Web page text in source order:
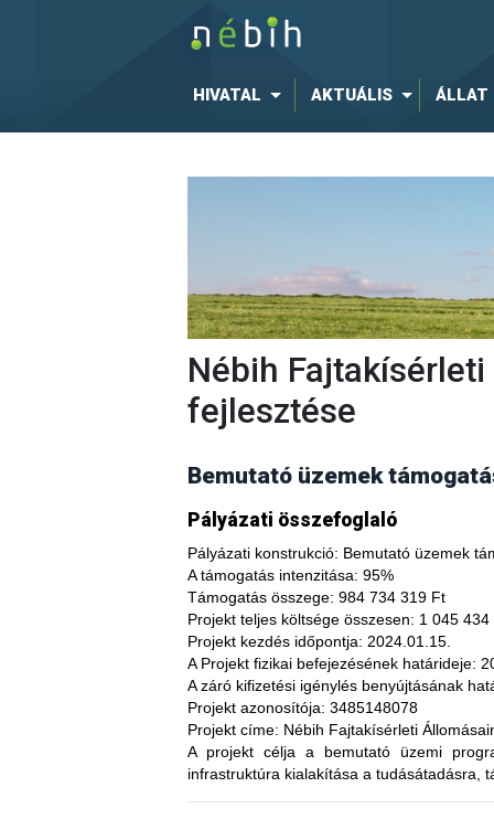
HIVATAL AKTUÁLIS ÁLLAT
Nébih
fejlesztése
Bemutató üzemek
Pályázati összefoglaló
Pályázati konstrukció: Bemutató üzemek
A támogatás intenzitása: 95%
Támogatás összege: 984 734 319 Ft
Projekt teljes költsége összesen: 1 045 434
Projekt kezdés időpontja: 2024.01.15.
A Projekt fizikai befejezésének határideje:
A záró kifizetési igénylés benyújtásának
Projekt azonosítója: 3485148078
Projekt címe: Nébih Fajtakísérleti
A projekt céljaa bemutató üzemi
infrastruktúra kialakítása a tudásátadásra,
A fajtakísérleti és fajtakitermesztési
termesztés bizonytalanságából adódó
képesség. A fajtakísérlet során
megszerzési lehetőség, amelynek
túl, az aktuális termelési eljárások és
(fajtákat), környezetvédelmi
kibocsátást, valamint eredményesen
Tordas
kertészeti (zöldség,